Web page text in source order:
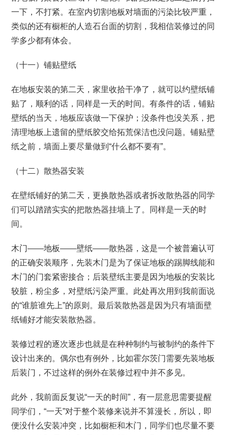
一下，不打紧。在室内切割地板对墙面的污染比较严重，
类似的还有橱柜的人造石台面的切割，我相信装修过的同
学多少都有体会。
（十一）铺贴壁纸
在地板安装的第二天，家里收拾干净了，就可以约壁纸铺
贴了，顺利的话，同样是一天的时间。有条件的话，铺贴
壁纸的当天，地板应该做一下保护；没条件也没关系，把
清理地板上遗留的壁纸胶交给拓荒保洁也没问题。铺贴壁
纸之前，墙面上要尽量做到“什么都不要有”。
（十二）散热器安装
在壁纸铺好的第二天，更换散热器或者拆改散热器的同学
们可以踏踏实实的把散热器挂墙上了。同样是一天的时
间。
木门——地板——壁纸——散热器，这是一个被普遍认可
的正确安装顺序，先装木门是为了保证地板的踢脚线能和
木门的门套紧密接合；后装壁纸主要是因为地板的安装比
较脏，粉尘多，对壁纸污染严重。此处再次用到我前面说
的“谁脏谁先上”的原则。最后装散热器是因为只有墙面壁
纸铺好才能安装散热器。
装修过程的逐次逐步也就是在种种制约与被制约的条件下
设计出来的。偶尔也有例外，比如霍尔茨门需要先装地板
后装门，不过这样的例外在装修过程中并不多见。
此外，我前面反复说“一天的时间”，有一层意思需要提醒
同学们，“一天”对于整个装修来说并不算漫长，所以，即
便没什么安装冲突，比如橱柜和木门，同学们也尽量不要